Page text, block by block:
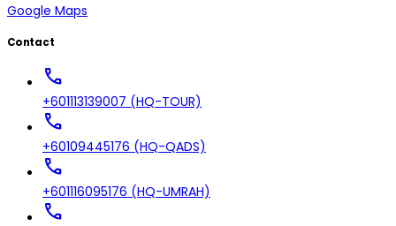
Google Maps
Contact
call
+601113139007 (HQ-TOUR)
call
+60109445176 (HQ-QADS)
call
+601116095176 (HQ-UMRAH)
call